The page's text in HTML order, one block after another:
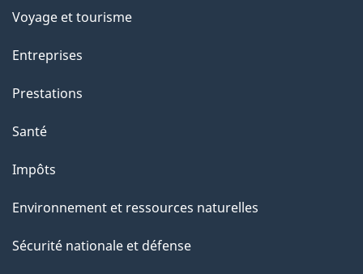
e
t
e
p
g
e
Voyage et tourisme
Entreprises
Prestations
Santé
Impôts
Environnement et ressources naturelles
Sécurité nationale et défense